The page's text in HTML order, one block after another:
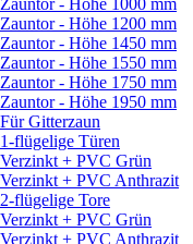
Zauntor - Höhe 1000 mm
Zauntor - Höhe 1200 mm
Zauntor - Höhe 1450 mm
Zauntor - Höhe 1550 mm
Zauntor - Höhe 1750 mm
Zauntor - Höhe 1950 mm
Für Gitterzaun
1-flügelige Türen
Verzinkt + PVC Grün
Verzinkt + PVC Anthrazit
2-flügelige Tore
Verzinkt + PVC Grün
Verzinkt + PVC Anthrazit